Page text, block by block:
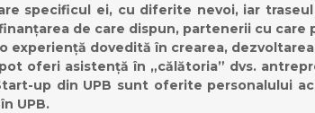
specificul ei, cu diferite nevoi, iar
de care dispun, partenerii cu care
experiență dovedită în crearea,
oferi asistență în „călătoria” dvs.
up din UPB sunt oferite personalului
UPB.